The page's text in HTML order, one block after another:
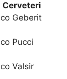
Cerveteri
Geberit
Pucci
Valsir